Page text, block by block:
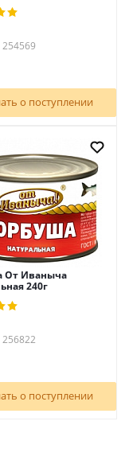
о поступлении
От Иваныча
240г
о поступлении